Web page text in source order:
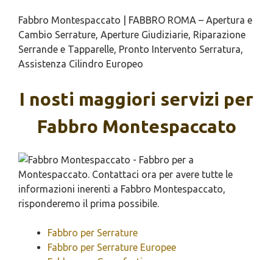
Fabbro Montespaccato | FABBRO ROMA – Apertura e
Cambio Serrature, Aperture Giudiziarie, Riparazione
Serrande e Tapparelle, Pronto Intervento Serratura,
Assistenza Cilindro Europeo
I nosti maggiori servizi per
Fabbro Montespaccato
Fabbro per Serrature
Fabbro per Serrature Europee